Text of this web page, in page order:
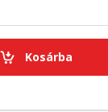
Kosárba